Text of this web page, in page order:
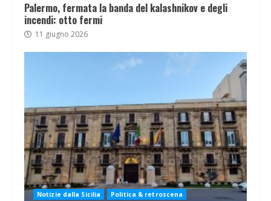
Palermo, fermata la banda del kalashnikov e degli
incendi: otto fermi
11 giugno 2026
Notizie dalla Sicilia Politica & retroscena